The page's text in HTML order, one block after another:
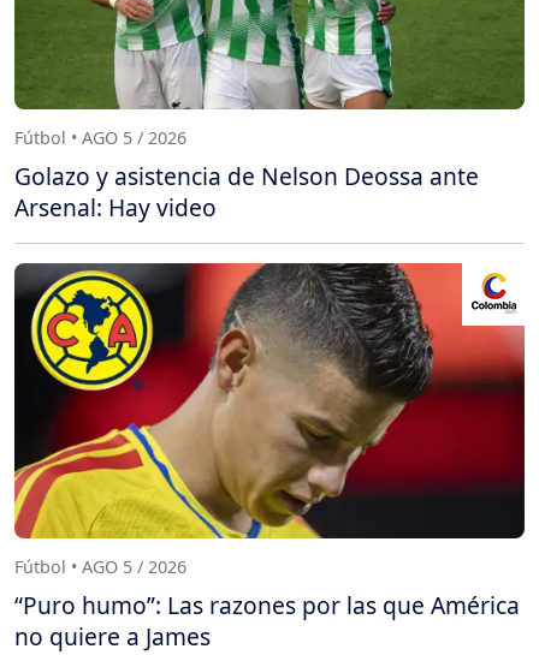
Fútbol • AGO 5 / 2026
Golazo y asistencia de Nelson Deossa ante
Arsenal: Hay video
Fútbol • AGO 5 / 2026
“Puro humo”: Las razones por las que América
no quiere a James